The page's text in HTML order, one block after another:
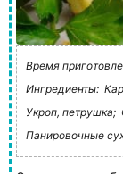
Время
Ингредиенты:
Укроп, петрушка;
Панировочные